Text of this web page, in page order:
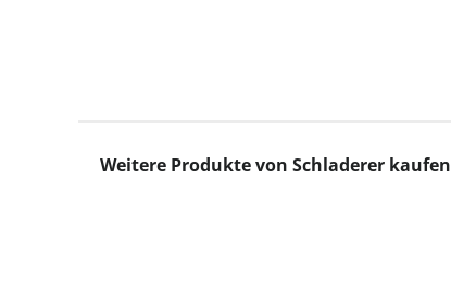
Produktgalerie überspringen
Weitere Produkte von Schladerer kaufen